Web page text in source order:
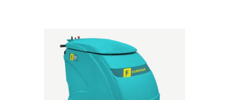
E100
1000 mm 7500 m²/h